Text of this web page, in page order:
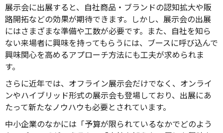
展示会に出展すると、自社商品・ブランドの認知拡大や販
路開拓などの効果が期待できます。しかし、展示会の出展
にはさまざまな準備や工数が必要です。また、自社を知ら
ない来場者に興味を持ってもらうには、ブースに呼び込んで
興味関心を高めるアプローチ方法にも工夫が求められま
す。
さらに近年では、オフライン展示会だけでなく、オンライ
ンやハイブリッド形式の展示会も登場しており、出展にあ
たって新たなノウハウも必要とされています。
中小企業のなかには「予算が限られているなかでどのよう